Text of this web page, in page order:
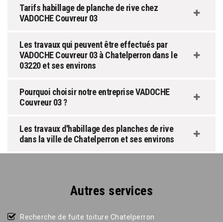
Tarifs habillage de planche de rive chez
VADOCHE Couvreur 03
Les travaux qui peuvent être effectués par
VADOCHE Couvreur 03 à Chatelperron dans le
03220 et ses environs
Pourquoi choisir notre entreprise VADOCHE
Couvreur 03 ?
Les travaux d'habillage des planches de rive
dans la ville de Chatelperron et ses environs
Autres services
Recherche de fuite toiture Chatelperron